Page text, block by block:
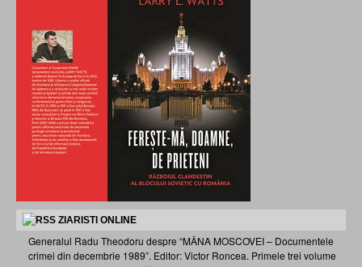
ZIARISTI ONLINE
Generalul Radu Theodoru despre “MÂNA MOSCOVEI – Documentele
crimei din decembrie 1989”. Editor: Victor Roncea. Primele trei volume